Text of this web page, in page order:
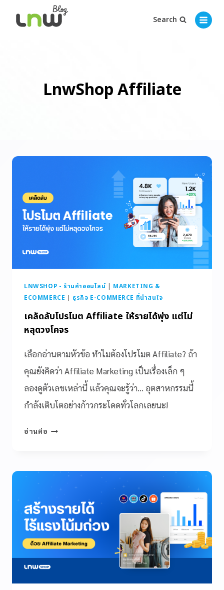
Search
LnwShop Affiliate
LNWSHOP - ร้านค้าออนไลน์ | MARKETING &
ECOMMERCE | ธุรกิจ E-COMMERCE ที่น่าสนใจ
เคล็ดลับโปรโมต Affiliate ให้รายได้พุ่ง แต่ไม่
หลุดวงโคจร
เลือกอ่านตามหัวข้อ ทำไมต้องโปรโมต Affiliate? ถ้า
คุณยังคิดว่า Affiliate Marketing เป็นเรื่องเล็ก ๆ
ลองดูตัวเลขเหล่านี้ แล้วคุณจะรู้ว่า… อุตสาหกรรมนี้
กำลังเติบโตอย่างก้าวกระโดดทั่วโลกเลยนะ!
อ่านต่อ